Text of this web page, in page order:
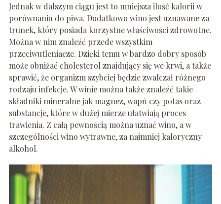
Jednak w dalszym ciągu jest to mniejsza ilość kalorii w
porównaniu do piwa. Dodatkowo wino jest uznawane za
trunek, który posiada korzystne właściwości zdrowotne.
Można w nim znaleźć przede wszystkim
przeciwutleniacze. Dzięki temu w bardzo dobry sposób
może obniżać cholesterol znajdujący się we krwi, a także
sprawić, że organizm szybciej będzie zwalczał różnego
rodzaju infekcje. W winie można także znaleźć takie
składniki mineralne jak magnez, wapń czy potas oraz
substancje, które w dużej mierze ułatwiają proces
trawienia. Z całą pewnością można uznać wino, a w
szczególności wino wytrawne, za najmniej kaloryczny
alkohol.